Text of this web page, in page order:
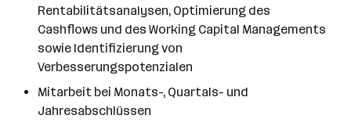
Rentabilitätsanalysen, Optimierung des
Cashflows und des Working Capital Managements
sowie Identifizierung von
Verbesserungspotenzialen
Mitarbeit bei Monats-, Quartals- und
Jahresabschlüssen